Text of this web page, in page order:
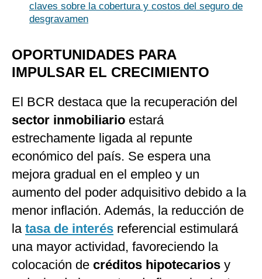
claves sobre la cobertura y costos del seguro de
desgravamen
OPORTUNIDADES PARA
IMPULSAR EL CRECIMIENTO
El BCR destaca que la recuperación del
sector inmobiliario estará
estrechamente ligada al repunte
económico del país. Se espera una
mejora gradual en el empleo y un
aumento del poder adquisitivo debido a la
menor inflación. Además, la reducción de
la tasa de interés referencial estimulará
una mayor actividad, favoreciendo la
colocación de créditos hipotecarios y